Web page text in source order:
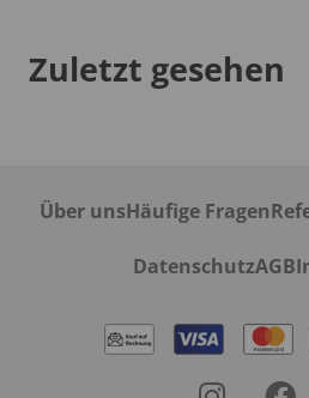
Zuletzt gesehen
Über unsHäufige Fragen
DatenschutzAGB